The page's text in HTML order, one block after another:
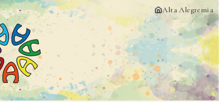
Alta Alegremia